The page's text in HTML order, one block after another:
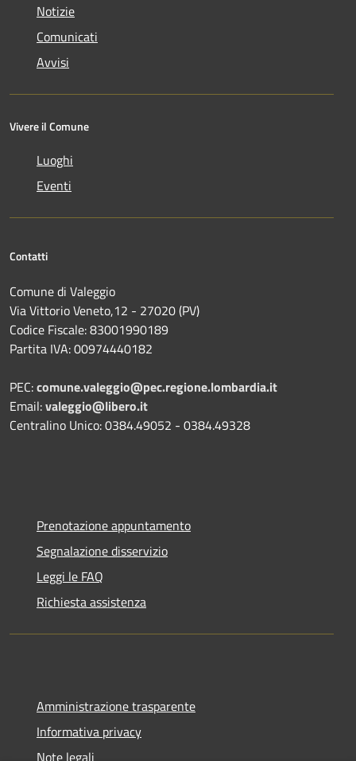
Notizie
Comunicati
Avvisi
Vivere il Comune
Luoghi
Eventi
Contatti
Comune di Valeggio
Via Vittorio Veneto,12 - 27020 (PV)
Codice Fiscale: 83001990189
Partita IVA: 00974440182
PEC:comune.valeggio@pec.regione.lombardia.it
Email:valeggio@libero.it
Centralino Unico: 0384.49052 - 0384.49328
Prenotazione appuntamento
Segnalazione disservizio
Leggi le FAQ
Richiesta assistenza
Amministrazione trasparente
Informativa privacy